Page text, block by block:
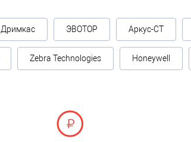
Дримкас ЭВОТОР Аркус-СТ
Zebra Technologies Honeywell